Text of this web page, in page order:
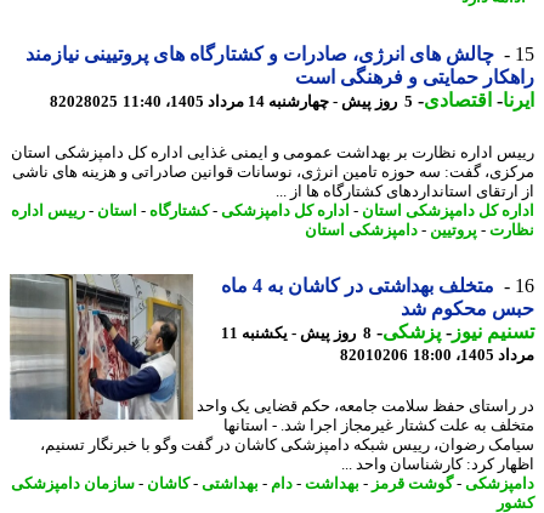
چالش های انرژی، صادرات و کشتارگاه های پروتیینی نیازمند
حمایتی و فرهنگی است
-اقتصادی-5 روز پیش - چهارشنبه 14 مرداد 1405، 11:40 82028025
اداره نظارت بر بهداشت عمومی و ایمنی غذایی اداره کل دامپزشکی استان
گفت: سه حوزه تامین انرژی، نوسانات قوانین صادراتی و هزینه های ناشی
استانداردهای کشتارگاه ها از ...
کل دامپزشکی استان-اداره کل دامپزشکی-کشتارگاه-استان-رییس اداره
- پروتیین-دامپزشکی استان
متخلف بهداشتی در کاشان به 4 ماه
محکوم شد
نیوز-پزشکی-
8 روز پیش - یکشنبه 11
18:00
82010206
حفظ سلامت جامعه، حکم قضایی یک واحد
به علت کشتار غیرمجاز اجرا شد. - استانها
رضوان، رییس شبکه دامپزشکی کاشان در گفت وگو با خبرنگار تسنیم،
کرد: کارشناسان واحد ...
-گوشت قرمز- بهداشت -دام-بهداشتی-کاشان-سازمان دامپزشکی